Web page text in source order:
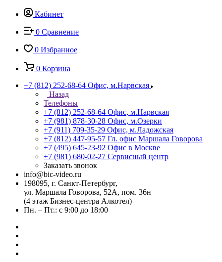
Кабинет
0 Сравнение
0 Избранное
0 Корзина
+7 (812) 252-68-64 Офис, м.Нарвская
Назад
Телефоны
+7 (812) 252-68-64 Офис, м.Нарвская
+7 (981) 878-30-28 Офис, м.Озерки
+7 (911) 709-35-29 Офис, м.Ладожская
+7 (812) 447-95-57 Гл. офис Маршала Говорова
+7 (495) 645-23-92 Офис в Москве
+7 (981) 680-02-27 Сервисный центр
Заказать звонок
info@bic-video.ru
198095, г. Санкт-Петербург,
ул. Маршала Говорова, 52А, пом. 36н
(4 этаж Бизнес-центра Алкотел)
Пн. – Пт.: с 9:00 до 18:00